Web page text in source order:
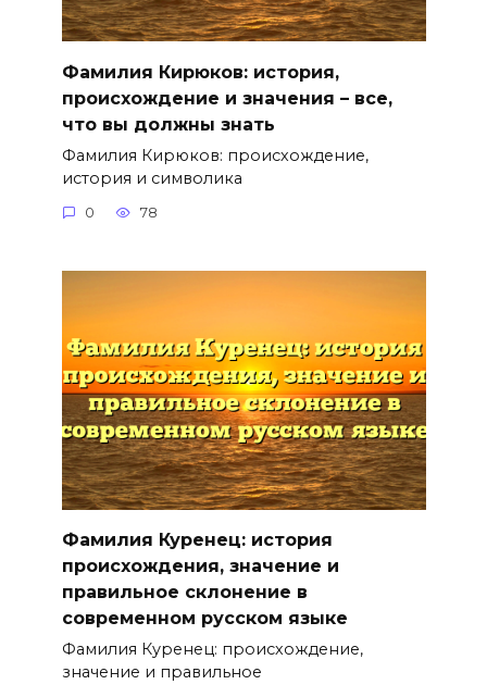
Фамилия Кирюков: история,
происхождение и значения – все,
что вы должны знать
Фамилия Кирюков: происхождение,
история и символика
0 78
Фамилия Куренец: история
происхождения, значение и
правильное склонение в
современном русском языке
Фамилия Куренец: происхождение,
значение и правильное